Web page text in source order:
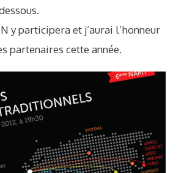
y participera et j’aurai l’honneur
partenaires cette année.